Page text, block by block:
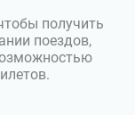
получить
поездов,